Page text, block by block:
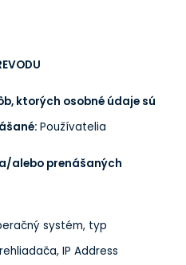
ktorých osobné údaje sú
Používatelia
alebo prenášaných
systém, typ
IP Address